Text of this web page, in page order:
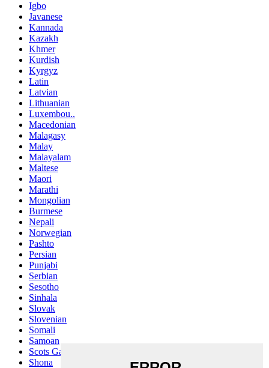
Igbo
Javanese
Kannada
Kazakh
Khmer
Kurdish
Kyrgyz
Latin
Latvian
Lithuanian
Luxembou..
Macedonian
Malagasy
Malay
Malayalam
Maltese
Maori
Marathi
Mongolian
Burmese
Nepali
Norwegian
Pashto
Persian
Punjabi
Serbian
Sesotho
Sinhala
Slovak
Slovenian
Somali
Samoan
Scots Gaelic
Shona